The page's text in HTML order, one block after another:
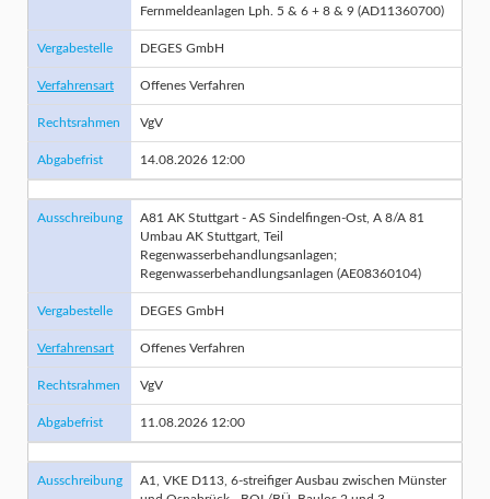
Fernmeldeanlagen Lph. 5 & 6 + 8 & 9 (AD11360700)
Vergabestelle DEGES GmbH
Verfahrensart Offenes Verfahren
Rechtsrahmen VgV
Abgabefrist 14.08.2026 12:00
Ausschreibung
A81 AK Stuttgart - AS Sindelfingen-Ost, A 8/A 81
Umbau AK Stuttgart, Teil
Regenwasserbehandlungsanlagen;
Regenwasserbehandlungsanlagen (AE08360104)
Vergabestelle DEGES GmbH
Verfahrensart Offenes Verfahren
Rechtsrahmen VgV
Abgabefrist 11.08.2026 12:00
Ausschreibung
A1, VKE D113, 6-streifiger Ausbau zwischen Münster